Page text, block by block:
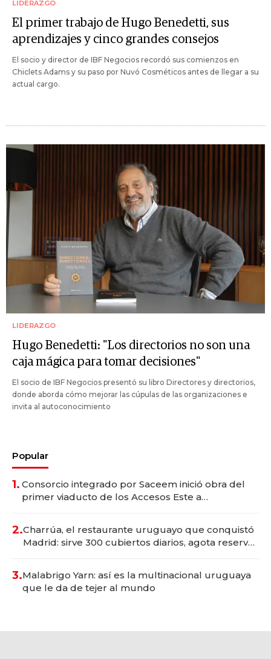
LIDERAZGO
El primer trabajo de Hugo Benedetti, sus
aprendizajes y cinco grandes consejos
El socio y director de IBF Negocios recordó sus comienzos en
Chiclets Adams y su paso por Nuvó Cosméticos antes de llegar a su
actual cargo.
LIDERAZGO
Hugo Benedetti: "Los directorios no son una
caja mágica para tomar decisiones"
El socio de IBF Negocios presentó su libro Directores y directorios,
donde aborda cómo mejorar las cúpulas de las organizaciones e
invita al autoconocimiento
Popular
1. Consorcio integrado por Saceem inició obra del
primer viaducto de los Accesos Este a
2.Charrúa, el restaurante uruguayo que conquistó
Madrid: sirve 300 cubiertos diarios, agota reservas
3.Malabrigo Yarn: así es la multinacional uruguaya
que le da de tejer al mundo